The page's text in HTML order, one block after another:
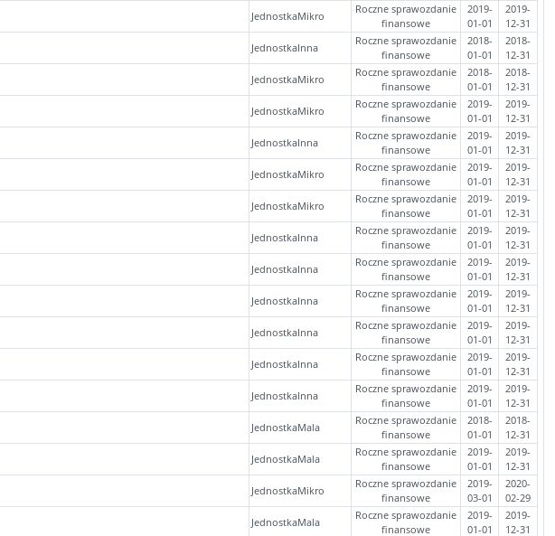
JednostkaMikro
Roczne sprawozdanie
finansowe
2019-
01-01
2019-
12-31
JednostkaInna
Roczne sprawozdanie
finansowe
2018-
01-01
2018-
12-31
JednostkaMikro
Roczne sprawozdanie
finansowe
2018-
01-01
2018-
12-31
JednostkaMikro
Roczne sprawozdanie
finansowe
2019-
01-01
2019-
12-31
JednostkaInna
Roczne sprawozdanie
finansowe
2019-
01-01
2019-
12-31
JednostkaMikro
Roczne sprawozdanie
finansowe
2019-
01-01
2019-
12-31
JednostkaMikro
Roczne sprawozdanie
finansowe
2019-
01-01
2019-
12-31
JednostkaInna
Roczne sprawozdanie
finansowe
2019-
01-01
2019-
12-31
JednostkaInna
Roczne sprawozdanie
finansowe
2019-
01-01
2019-
12-31
JednostkaInna
Roczne sprawozdanie
finansowe
2019-
01-01
2019-
12-31
JednostkaInna
Roczne sprawozdanie
finansowe
2019-
01-01
2019-
12-31
JednostkaInna
Roczne sprawozdanie
finansowe
2019-
01-01
2019-
12-31
JednostkaInna
Roczne sprawozdanie
finansowe
2019-
01-01
2019-
12-31
JednostkaMala
Roczne sprawozdanie
finansowe
2018-
01-01
2018-
12-31
JednostkaMala
Roczne sprawozdanie
finansowe
2019-
01-01
2019-
12-31
JednostkaMikro
Roczne sprawozdanie
finansowe
2019-
03-01
2020-
02-29
JednostkaMala
Roczne sprawozdanie
finansowe
2019-
01-01
2019-
12-31